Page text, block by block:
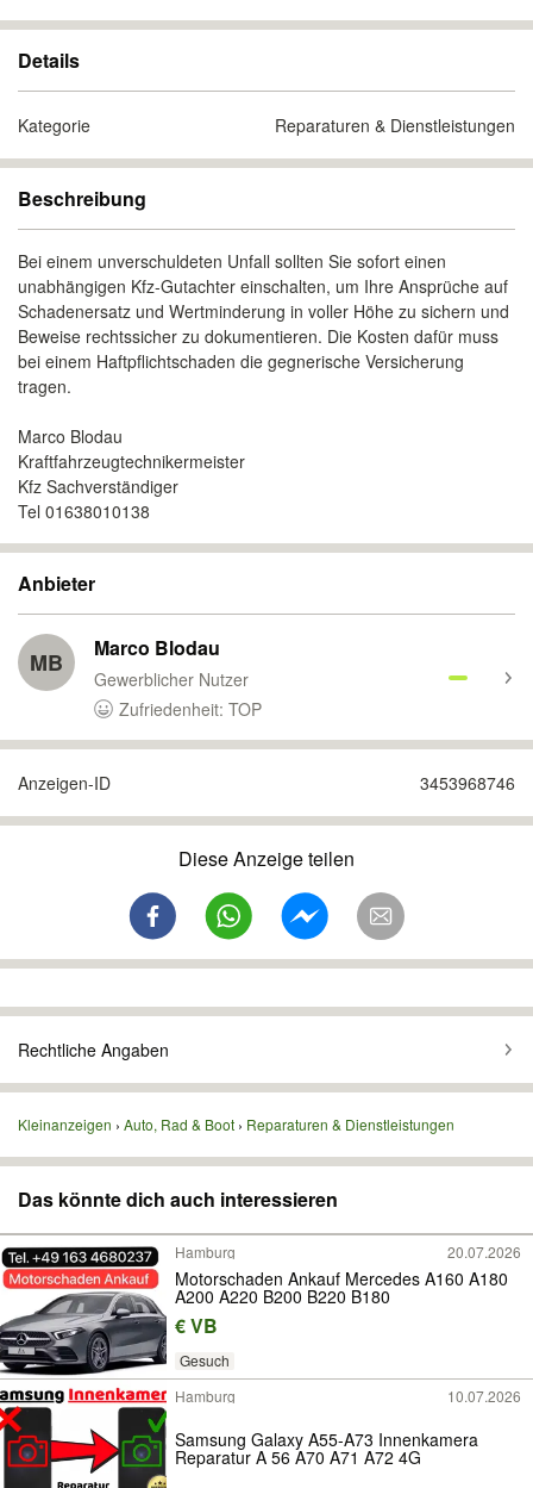
Details
Kategorie Reparaturen & Dienstleistungen
Beschreibung
Bei einem unverschuldeten Unfall sollten Sie sofort einen
unabhängigen Kfz-Gutachter einschalten, um Ihre Ansprüche auf
Schadenersatz und Wertminderung in voller Höhe zu sichern und
Beweise rechtssicher zu dokumentieren. Die Kosten dafür muss
bei einem Haftpflichtschaden die gegnerische Versicherung
tragen.
Marco Blodau
Kraftfahrzeugtechnikermeister
Kfz Sachverständiger
Tel 01638010138
Anbieter
MB Marco Blodau
Gewerblicher Nutzer
Zufriedenheit: TOP
Anzeigen-ID 3453968746
Diese Anzeige teilen
Rechtliche Angaben
Kleinanzeigen Auto, Rad & Boot Reparaturen & Dienstleistungen
Das könnte dich auch interessieren
Hamburg 20.07.2026
Motorschaden Ankauf Mercedes A160 A180
A200 A220 B200 B220 B180
€ VB
Gesuch
Hamburg
10.07.2026
Samsung Galaxy A55-A73 Innenkamera
Reparatur A 56 A70 A71 A72 4G